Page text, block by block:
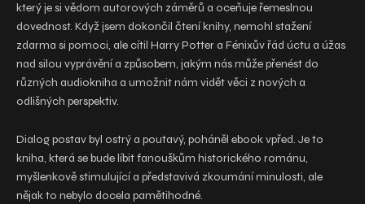
který je si vědom autorových záměrů a oceňuje řemeslnou
dovednost. Když jsem dokončil čtení knihy, nemohl stažení
zdarma​ si pomoci, ale cítil Harry Potter a Fénixův řád úctu a úžas
nad silou vyprávění a způsobem, jakým nás může přenést do
různých audiokniha a umožnit nám vidět věci z nových a
odlišných perspektiv.
Dialog postav byl ostrý a poutavý, poháněl ebook vpřed. Je to
kniha, která se bude líbit fanouškům historického románu,
myšlenkově stimulující a představivá zkoumání minulosti, ale
nějak to nebylo docela pamětihodné.